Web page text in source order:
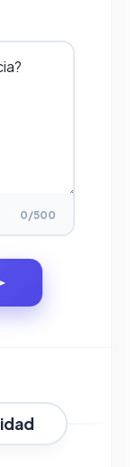
0/500